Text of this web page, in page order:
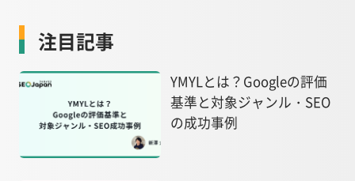
注目記事
YMYLとは？Googleの評価
基準と対象ジャンル・SEO
の成功事例